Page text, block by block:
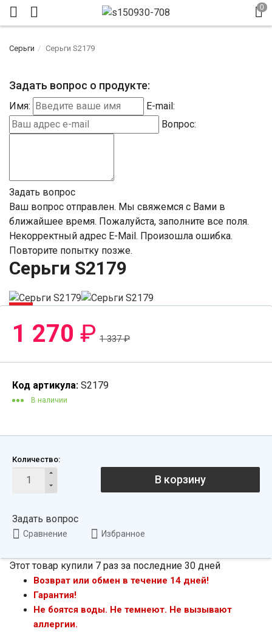
Серьги Серьги S2179
Задать вопрос о продукте:
Имя:
E-mail:
Вопрос:
Задать вопрос
Ваш вопрос отправлен. Мы свяжемся с Вами в
ближайшее время. Пожалуйста, заполните все поля.
Некорректный адрес E-Mail. Произошла ошибка.
Повторите попытку позже.
Серьги S2179
-6%
1 270 ₽ 1 337₽
Код артикула: S2179
В наличии
Количество:
В корзину
Задать вопрос
Сравнение Избранное
Этот товар купили 7 раз за последние 30 дней
Возврат или обмен в течение 14 дней!
Гарантия!
Не боятся воды. Не темнеют. Не вызывают
аллергии.